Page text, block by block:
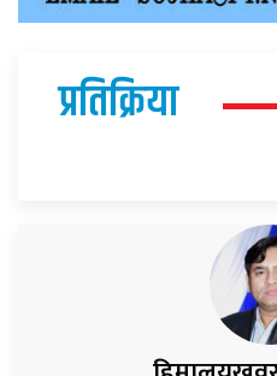
प्रतिक्रिया